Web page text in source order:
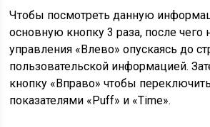
Чтобы посмотреть данную
основную кнопку 3 раза, после чего
управления «Влево» опускаясь до
пользовательской информацией.
кнопку «Вправо» чтобы
показателями «Puff» и «Time».